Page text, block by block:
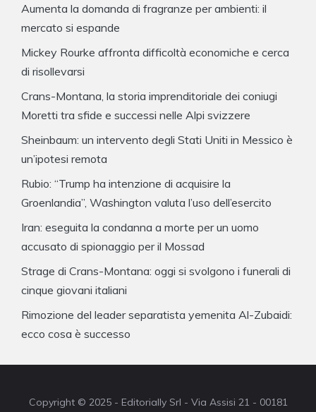
Aumenta la domanda di fragranze per ambienti: il
mercato si espande
Mickey Rourke affronta difficoltà economiche e cerca
di risollevarsi
Crans-Montana, la storia imprenditoriale dei coniugi
Moretti tra sfide e successi nelle Alpi svizzere
Sheinbaum: un intervento degli Stati Uniti in Messico è
un’ipotesi remota
Rubio: “Trump ha intenzione di acquisire la
Groenlandia”, Washington valuta l’uso dell’esercito
Iran: eseguita la condanna a morte per un uomo
accusato di spionaggio per il Mossad
Strage di Crans-Montana: oggi si svolgono i funerali di
cinque giovani italiani
Rimozione del leader separatista yemenita Al-Zubaidi:
ecco cosa è successo
Copyright © 2025 - Editorially Srl - Via Assisi 21 - 00181